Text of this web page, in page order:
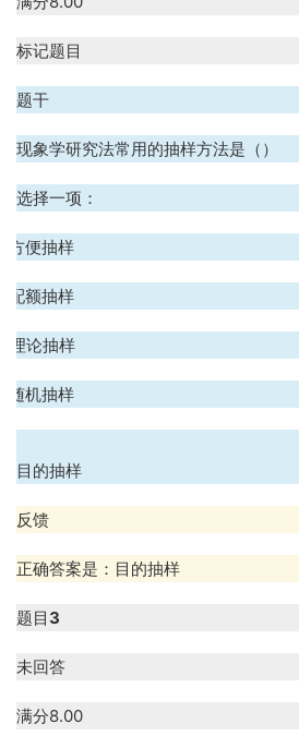
标记题目
题干
现象学研究法常用的抽样方法是（）
选择一项：
方便抽样
配额抽样
理论抽样
随机抽样
目的抽样
反馈
正确答案是：目的抽样
题目 3
未回答
满分8.00